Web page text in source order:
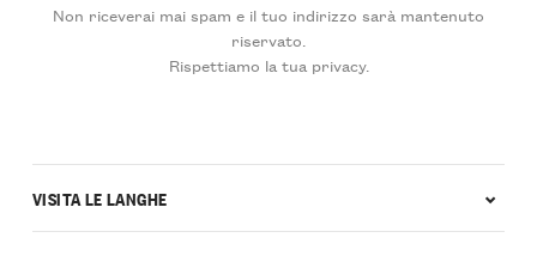
Non riceverai mai spam e il tuo indirizzo sarà mantenuto
riservato.
Rispettiamo la tua privacy.
VISITA LE LANGHE